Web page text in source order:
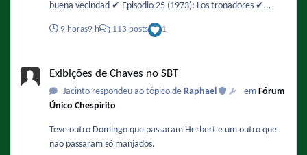
buena vecindad ✔️ Episodio 25 (1973): Los tronadores ✔️
Episodio 26 (1973): Los insectos ✔️ Episodio 27 (1973): Amigo
asalta a amigo / La orquesta Parece que El Chapulín Colorado
Historias de terror que comenzó prácticamente a la mitad. Y
la programación de hoy es prácticamente un resumen de lo
que tendrá Teleamazonas toda la semana 😁
9 horas9 h 113 posts 1
Exibições de Chaves no SBT
Jacinto respondeu ao tópico de Raphael em Fórum
Único Chespirito
Teve outro Domingo que passaram Herbert e um outro que
não passaram só manjados.